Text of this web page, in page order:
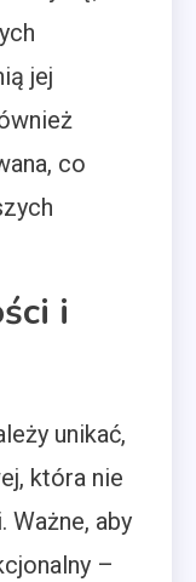
jej
co
i
unikać,
która nie
aby
–